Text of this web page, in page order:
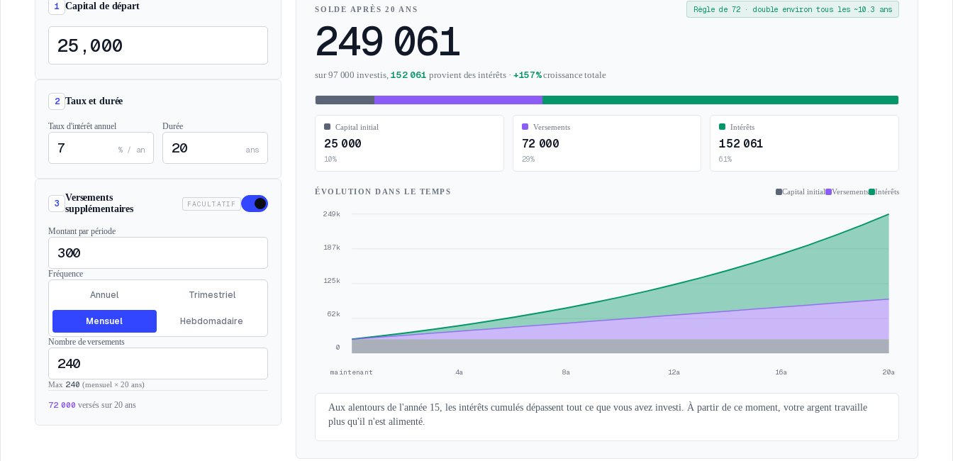
1 Capital de départ
2 Taux et durée
Taux d'intérêt annuel
% / an
Durée
ans
3
Versements
supplémentaires
FACULTATIF
Montant par période
Fréquence
Annuel Trimestriel
Mensuel Hebdomadaire
Nombre de versements
Max 240 (mensuel × 20 ans)
72 000 versés sur 20 ans
SOLDE APRÈS 20 ANS Règle de 72 · double environ tous les ~10.3 ans
249 061
sur 97 000 investis, 152 061 provient des intérêts· +157%croissance totale
Capital initial
25 000
10%
Versements
72 000
29%
Intérêts
152 061
61%
ÉVOLUTION DANS LE TEMPS Capital initial Versements Intérêts
249k
187k
125k
62k
0
maintenant 4a 8a 12a 16a 20a
Aux alentours de l'année 15, les intérêts cumulés dépassent tout ce que vous avez investi. À partir de ce moment, votre argent travaille
plus qu'il n'est alimenté.